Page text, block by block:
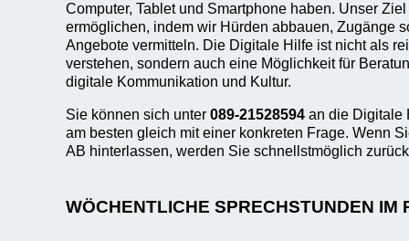
Computer, Tablet und Smartphone haben. Unser
ermöglichen, indem wir Hürden abbauen, Zugänge
Angebote vermitteln. Die Digitale Hilfe ist nicht als
verstehen, sondern auch eine Möglichkeit für
digitale Kommunikation und Kultur.
Sie können sich unter 089-21528594 an die Digitale
am besten gleich mit einer konkreten Frage. Wenn
AB hinterlassen, werden Sie schnellstmöglich
WÖCHENTLICHE SPRECHSTUNDEN IM